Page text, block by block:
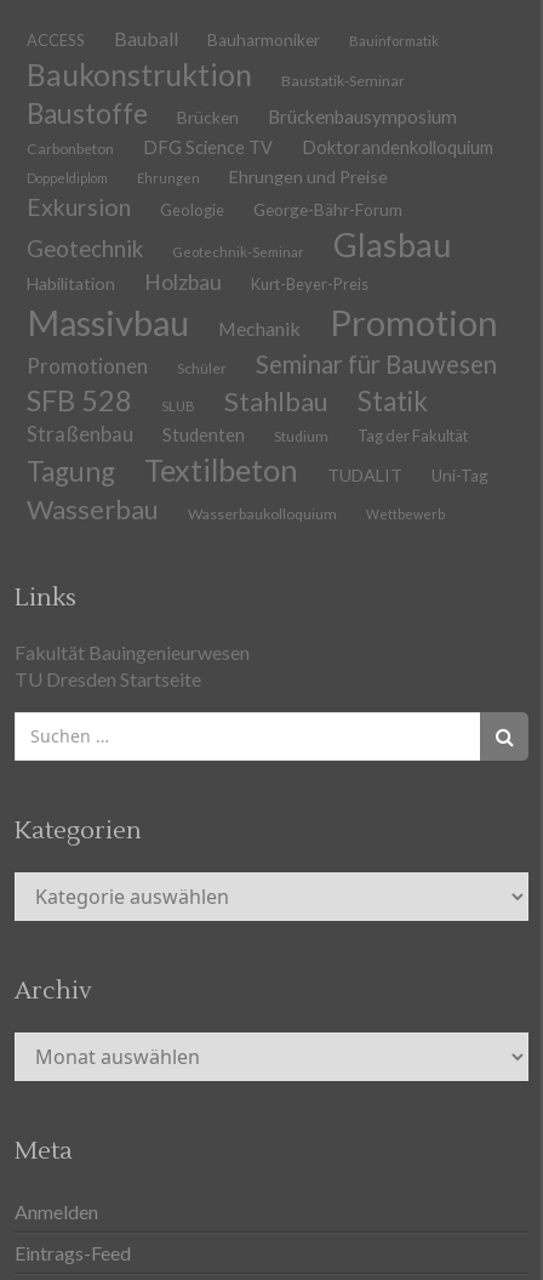
ACCESS Bauball Bauharmoniker Bauinformatik
Baukonstruktion Baustatik-Seminar
Baustoffe Brücken Brückenbausymposium
Carbonbeton DFG Science TV Doktorandenkolloquium
Doppeldiplom Ehrungen Ehrungen und Preise
Exkursion Geologie George-Bähr-Forum
Geotechnik Geotechnik-Seminar Glasbau
Habilitation Holzbau Kurt-Beyer-Preis
Massivbau Mechanik Promotion
Promotionen Schüler Seminar für Bauwesen
SFB 528 SLUB Stahlbau Statik
Straßenbau Studenten Studium Tag der Fakultät
Tagung Textilbeton TUDALIT Uni-Tag
Wasserbau Wasserbaukolloquium Wettbewerb
Links
Fakultät Bauingenieurwesen
TU Dresden Startseite
Suchen
nach:
Kategorien
Kategorien
Archiv
Archiv
Meta
Anmelden
Eintrags-Feed